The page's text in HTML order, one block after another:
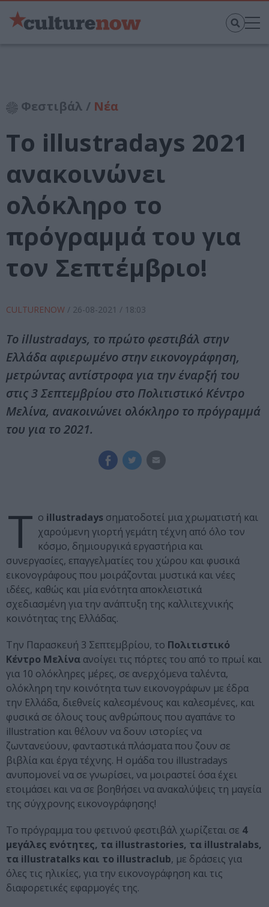
Φεστιβάλ / Νέα
Το illustradays 2021
ανακοινώνει
ολόκληρο το
πρόγραμμά του για
τον Σεπτέμβριο!
CULTURENOW / 26-08-2021 / 18:03
Το illustradays, το πρώτο φεστιβάλ στην
Ελλάδα αφιερωμένο στην εικονογράφηση,
μετρώντας αντίστροφα για την έναρξή του
στις 3 Σεπτεμβρίου στο Πολιτιστικό Κέντρο
Μελίνα, ανακοινώνει ολόκληρο το πρόγραμμά
του για το 2021.
Τ ο illustradays σηματοδοτεί μια χρωματιστή και
χαρούμενη γιορτή γεμάτη τέχνη από όλο τον
κόσμο, δημιουργικά εργαστήρια και
συνεργασίες, επαγγελματίες του χώρου και φυσικά
εικονογράφους που μοιράζονται μυστικά και νέες
ιδέες, καθώς και μία ενότητα αποκλειστικά
σχεδιασμένη για την ανάπτυξη της καλλιτεχνικής
κοινότητας της Ελλάδας.
Την Παρασκευή 3 Σεπτεμβρίου, το Πολιτιστικό
Κέντρο Μελίνα ανοίγει τις πόρτες του από το πρωί και
για 10 ολόκληρες μέρες, σε ανερχόμενα ταλέντα,
ολόκληρη την κοινότητα των εικονογράφων με έδρα
την Ελλάδα, διεθνείς καλεσμένους και καλεσμένες, και
φυσικά σε όλους τους ανθρώπους που αγαπάνε το
illustration και θέλουν να δουν ιστορίες να
ζωντανεύουν, φανταστικά πλάσματα που ζουν σε
βιβλία και έργα τέχνης. Η ομάδα του illustradays
ανυπομονεί να σε γνωρίσει, να μοιραστεί όσα έχει
ετοιμάσει και να σε βοηθήσει να ανακαλύψεις τη μαγεία
της σύγχρονης εικονογράφησης!
Το πρόγραμμα του φετινού φεστιβάλ χωρίζεται σε 4
μεγάλες ενότητες, τα illustrastories, τα illustralabs,
τα illustratalks και το illustraclub, με δράσεις για
όλες τις ηλικίες, για την εικονογράφηση και τις
διαφορετικές εφαρμογές της.